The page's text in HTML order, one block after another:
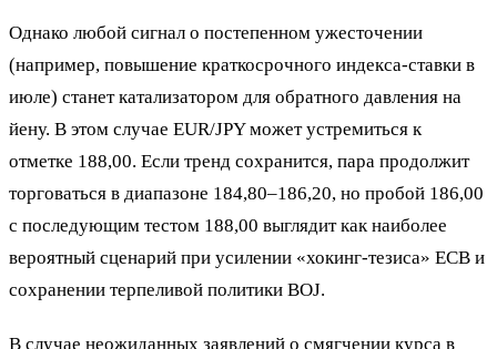
Однако любой сигнал о постепенном ужесточении
(например, повышение краткосрочного индекса-ставки в
июле) станет катализатором для обратного давления на
йену. В этом случае EUR/JPY может устремиться к
отметке 188,00. Если тренд сохранится, пара продолжит
торговаться в диапазоне 184,80–186,20, но пробой 186,00
с последующим тестом 188,00 выглядит как наиболее
вероятный сценарий при усилении «хокинг-тезиса» ECB и
сохранении терпеливой политики BOJ.
В случае неожиданных заявлений о смягчении курса в